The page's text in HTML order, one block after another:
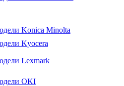
Konica Minolta
Kyocera
Lexmark
OKI